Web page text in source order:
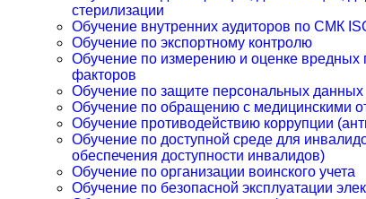
стерилизации
Обучение внутренних аудиторов по СМК
Обучение по экспортному контролю
Обучение по измерению и оценке вредных
факторов
Обучение по защите персональных данных
Обучение по обращению с медицинскими
Обучение противодействию коррупции
Обучение по доступной среде для
обеспечения доступности инвалидов)
Обучение по организации воинского учета
Обучение по безопасной эксплуатации